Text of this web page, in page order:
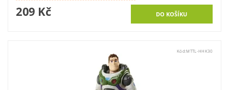
209 Kč
Kód:MTTL-HHK30